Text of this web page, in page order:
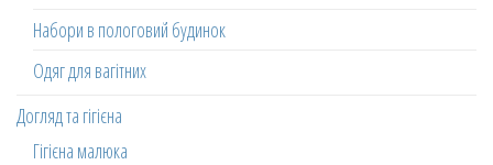
Набори в пологовий будинок
Одяг для вагітних
Догляд та гігієна
Гігієна малюка